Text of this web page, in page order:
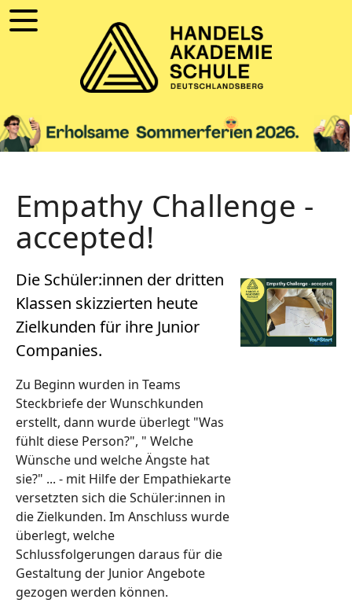
Empathy Challenge -
accepted!
Die Schüler:innen der dritten
Klassen skizzierten heute
Zielkunden für ihre Junior
Companies.
Zu Beginn wurden in Teams
Steckbriefe der Wunschkunden
erstellt, dann wurde überlegt "Was
fühlt diese Person?", " Welche
Wünsche und welche Ängste hat
sie?" ... - mit Hilfe der Empathiekarte
versetzten sich die Schüler:innen in
die Zielkunden. Im Anschluss wurde
überlegt, welche
Schlussfolgerungen daraus für die
Gestaltung der Junior Angebote
gezogen werden können.